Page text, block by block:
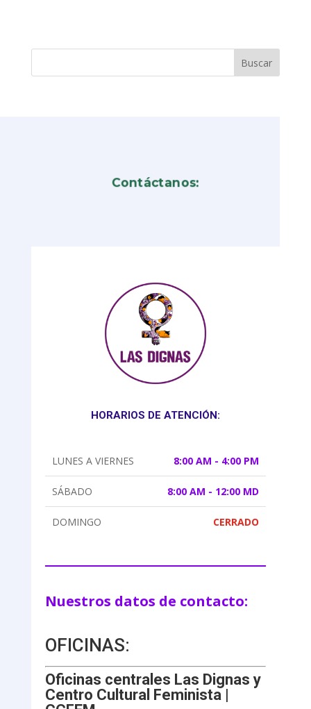
Contáctanos:
HORARIOS DE ATENCIÓN:
LUNES A VIERNES 8:00 AM - 4:00 PM
SÁBADO 8:00 AM - 12:00 MD
DOMINGO CERRADO
Nuestros datos de contacto:
OFICINAS:
Oficinas centrales Las Dignas y
Centro Cultural Feminista |